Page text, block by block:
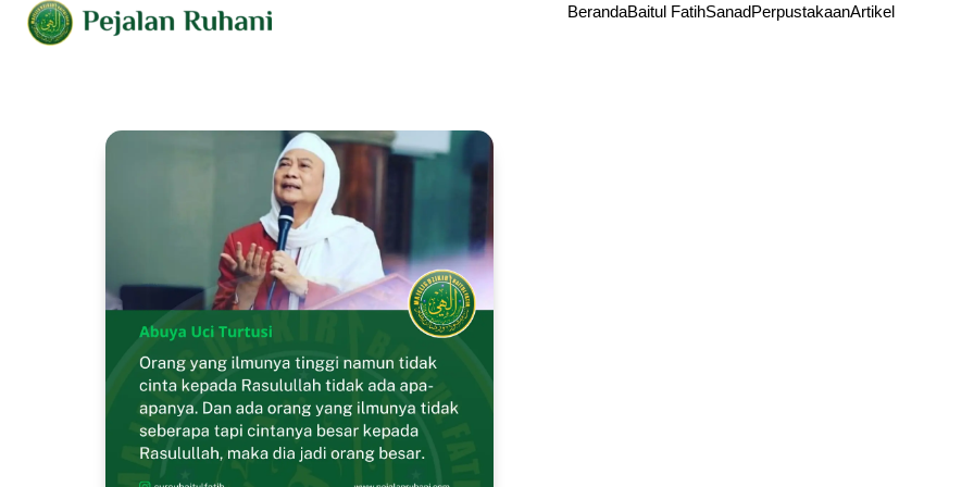
BerandaBaitul FatihSanadPerpustakaanArtikel